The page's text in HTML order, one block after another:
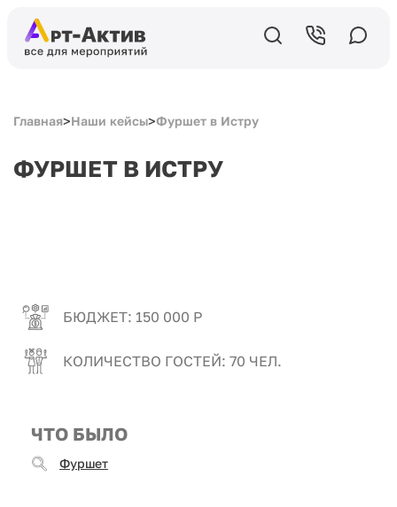
Главная>Наши кейсы>Фуршет в Истру
ФУРШЕТ В ИСТРУ
БЮДЖЕТ: 150 000 Р
КОЛИЧЕСТВО ГОСТЕЙ: 70 ЧЕЛ.
ЧТО БЫЛО
Фуршет